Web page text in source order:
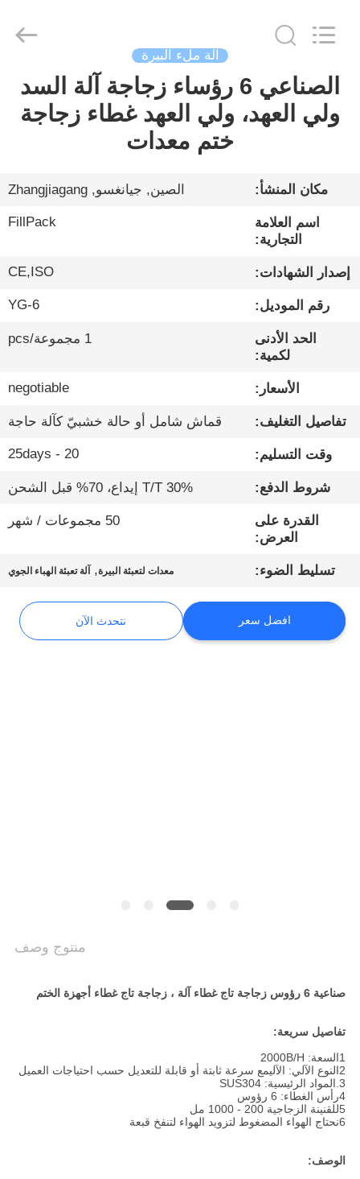
الصفحة
الرئيسية
معلومات
جولة
المعمل
مراقبة
الجودة
اتصل
أخبار
نتحدث
الآن
Machinery
آلة ملء البيرة
الصناعي 6 رؤساء زجاجة آلة السد
ولي العهد، ولي العهد غطاء زجاجة
ختم معدات
مكان المنشأ: الصين, جيانغسو, Zhangjiagang
اسم العلامة
التجارية:
FillPack
إصدار الشهادات: CE,ISO
رقم الموديل: YG-6
الحد الأدنى
لكمية:
1 مجموعة/pcs
الأسعار: negotiable
تفاصيل التغليف: قماش شامل أو حالة خشبيّ كآلة حاجة
وقت التسليم: 20 - 25days
شروط الدفع: 30% T/T إيداع، 70% قبل الشحن
القدرة على
العرض:
50 مجموعات / شهر
تسليط الضوء: معدات لتعبئة البيرة, آلة تعبئة الهباء الجوي
افضل سعر نتحدث الآن
منتوج وصف
صناعية 6 رؤوس زجاجة تاج غطاء آلة ، زجاجة تاج غطاء أجهزة الختم
تفاصيل سريعة:
1السعة: 2000B/H
2النوع الآلي: الآلي
مع سرعة ثابتة أو قابلة للتعديل حسب احتياجات العميل
3. المواد الرئيسية: SUS304
4رأس الغطاء: 6 رؤوس
5للقنينة الزجاجية 200 - 1000 مل
6نحتاج الهواء المضغوط لتزويد الهواء لتنفخ قبعة
الوصف: